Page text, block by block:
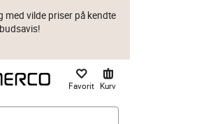
Prismatch
med vilde priser på kendte
Favorit Kurv